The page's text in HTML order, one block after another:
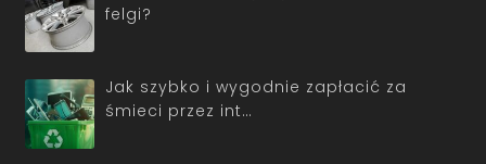
felgi?
Jak szybko i wygodnie zapłacić za
śmieci przez int…